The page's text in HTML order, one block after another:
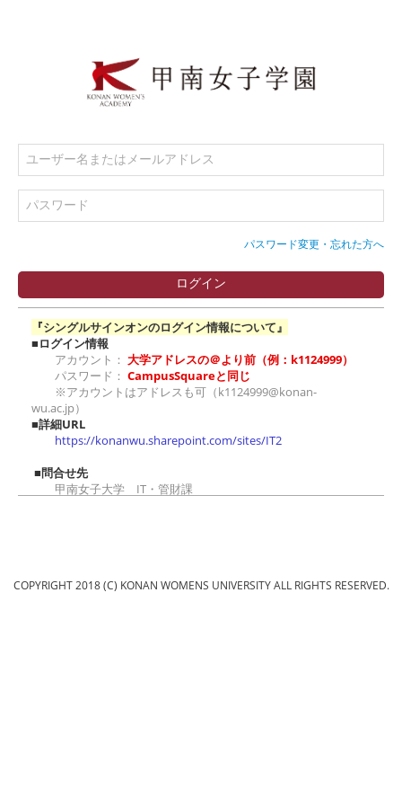
パスワード変更・忘れた方へ
『シングルサインオンのログイン情報について』
■ログイン情報
アカウント： 大学アドレスの＠より前（例：k1124999）
パスワード： CampusSquareと同じ
※アカウントはアドレスも可（k1124999@konan-
wu.ac.jp）
■詳細URL
https://konanwu.sharepoint.com/sites/IT2
■問合せ先
甲南女子大学 IT・管財課
COPYRIGHT 2018 (C) KONAN WOMENS UNIVERSITY ALL RIGHTS RESERVED.